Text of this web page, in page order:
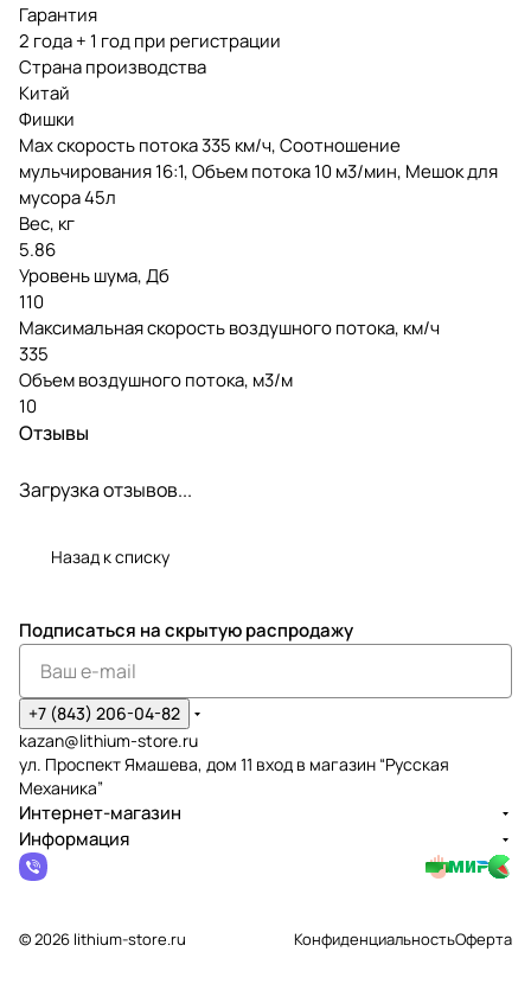
Гарантия
2 года + 1 год при регистрации
Страна производства
Китай
Фишки
Max скорость потока 335 км/ч, Соотношение
мульчирования 16:1, Объем потока 10 м3/мин, Мешок для
мусора 45л
Вес, кг
5.86
Уровень шума, Дб
110
Максимальная скорость воздушного потока, км/ч
335
Объем воздушного потока, м3/м
10
Отзывы
Загрузка отзывов...
Назад к списку
Подписаться на скрытую распродажу
+7 (843) 206-04-82
kazan@lithium-store.ru
ул. Проспект Ямашева, дом 11 вход в магазин “Русская
Механика”
Интернет-магазин
Информация
© 2026 lithium-store.ru КонфиденциальностьОферта